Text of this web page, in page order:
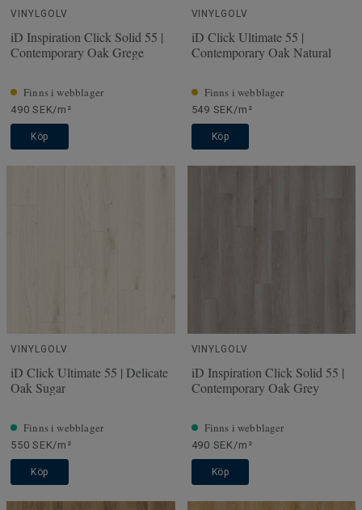
VINYLGOLV
iD Inspiration Click Solid 55 |
Contemporary Oak Grege
Finns i webblager
490 SEK/m²
Köp
VINYLGOLV
iD Click Ultimate 55 |
Contemporary Oak Natural
Finns i webblager
549 SEK/m²
Köp
VINYLGOLV
iD Click Ultimate 55 | Delicate
Oak Sugar
Finns i webblager
550 SEK/m²
Köp
VINYLGOLV
iD Inspiration Click Solid 55 |
Contemporary Oak Grey
Finns i webblager
490 SEK/m²
Köp